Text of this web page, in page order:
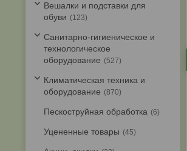
Вешалки и подставки для
обуви
123
Санитарно-гигиеническое и
технологическое
оборудование
527
Климатическая техника и
оборудование
870
Пескоструйная обработка 6
Уцененные товары 45